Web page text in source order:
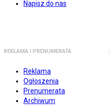
Napisz do nas
REKLAMA I PRENUMERATA
Reklama
Ogłoszenia
Prenumerata
Archiwum